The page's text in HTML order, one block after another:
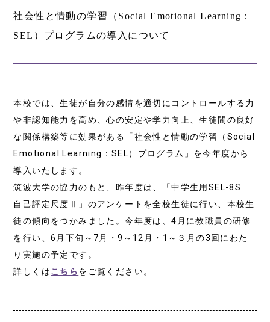
社会性と情動の学習（Social Emotional Learning：
SEL）プログラムの導入について
本校では、生徒が自分の感情を適切にコントロールする力
や非認知能力を高め、心の安定や学力向上、生徒間の良好
な関係構築等に効果がある「社会性と情動の学習（Social
Emotional Learning：SEL）プログラム」を今年度から
導入いたします。
筑波大学の協力のもと、昨年度は、「中学生用SEL-8S
自己評定尺度Ⅱ」のアンケートを全校生徒に行い、本校生
徒の傾向をつかみました。今年度は、4月に教職員の研修
を行い、6月下旬～7月・9～12月・1～３月の3回にわた
り実施の予定です。
詳しくはこちらをご覧ください。